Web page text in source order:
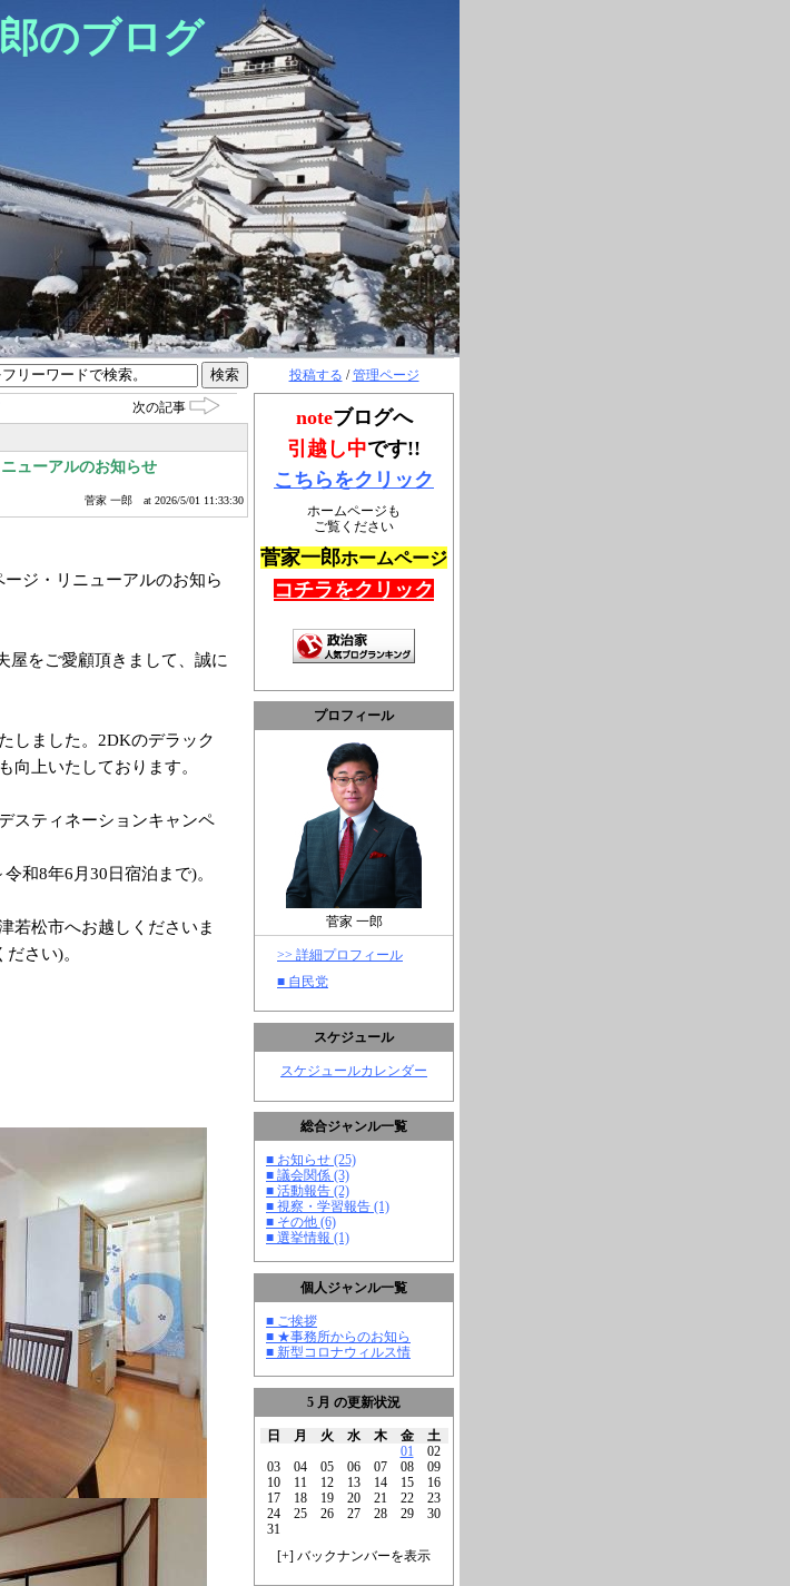
のブログ
投稿する /管理ページ
noteブログへ
引越し中です!!
こちらをクリック
ホームページも
ご覧ください
菅家一郎ホームページ
コチラをクリック
プロフィール
菅家 一郎
>> 詳細プロフィール
■ 自民党
スケジュール
スケジュールカレンダー
総合ジャンル一覧
■ お知らせ (25)
■ 議会関係 (3)
■ 活動報告 (2)
■ 視察・学習報告 (1)
■ その他 (6)
■ 選挙情報 (1)
個人ジャンル一覧
■ ご挨拶
■ ★事務所からのお知ら
■ 新型コロナウィルス情
5 月 の更新状況
日 月 火 水 木 金
土
01
02
03
04 05 06 07 08
09
10
11 12 13 14 15
16
17
18 19 20 21 22
23
24
25 26 27 28 29
30
31
[+] バックナンバーを表示
次の記事
ューアルのお知らせ
菅家 一郎 at 2026/5/01 11:33:30
ジ・リニューアルのお知ら
屋をご愛顧頂きまして、誠に
しました。2DKのデラック
向上いたしております。
スティネーションキャンペ
和8年6月30日宿泊まで)。
若松市へお越しくださいま
さい)。